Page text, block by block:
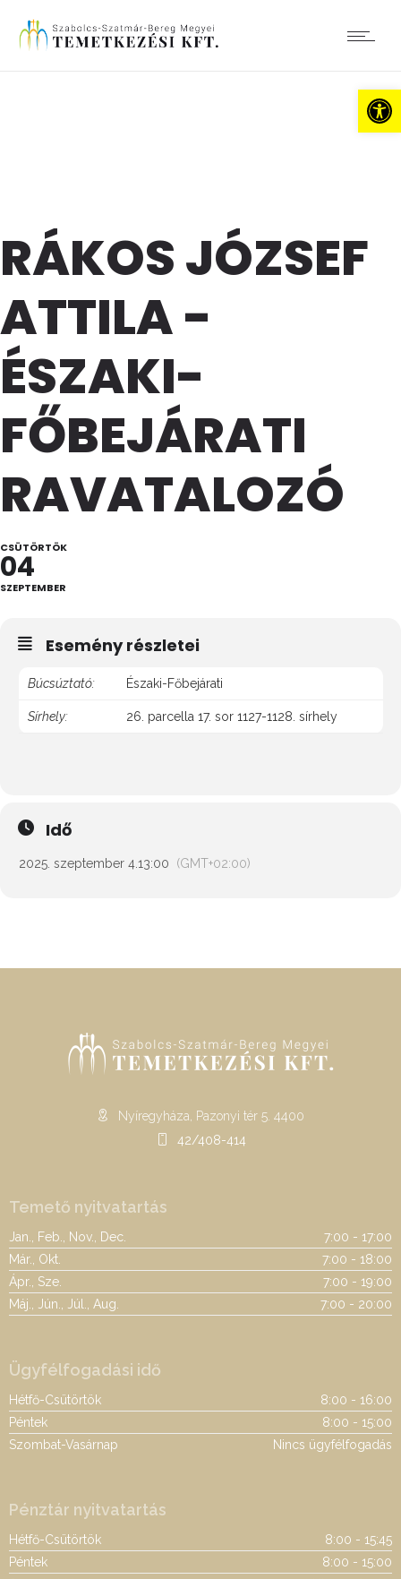
RÁKOS JÓZSEF
ATTILA -
ÉSZAKI-
FŐBEJÁRATI
RAVATALOZÓ
CSÜTÖRTÖK
04
SZEPTEMBER
Esemény részletei
Búcsúztató: Északi-Főbejárati
Sírhely: 26. parcella 17. sor 1127-1128. sírhely
Idő
2025. szeptember 4.13:00 (GMT+02:00)
Nyíregyháza, Pazonyi tér 5. 4400
42/408-414
Temető nyitvatartás
Jan., Feb., Nov., Dec.
7:00 - 17:00
Már., Okt.
7:00 - 18:00
Ápr., Sze.
7:00 - 19:00
Máj., Jún., Júl., Aug.
7:00 - 20:00
Ügyfélfogadási idő
Hétfő-Csütörtök
8:00 - 16:00
Péntek
8:00 - 15:00
Szombat-Vasárnap
Nincs ügyfélfogadás
Pénztár nyitvatartás
Hétfő-Csütörtök
8:00 - 15:45
Péntek
8:00 - 15:00